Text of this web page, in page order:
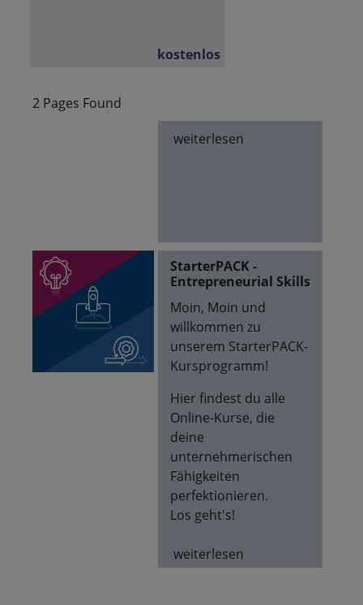
kostenlos
2 Pages Found
weiterlesen
StarterPACK -
Entrepreneurial Skills
Moin, Moin und
willkommen zu
unserem StarterPACK-
Kursprogramm!
Hier findest du alle
Online-Kurse, die
deine
unternehmerischen
Fähigkeiten
perfektionieren.
Los geht's!
weiterlesen